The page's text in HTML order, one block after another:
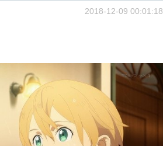
2018-12-09 00:01:18